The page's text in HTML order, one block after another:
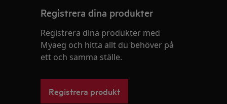
Registrera dina produkter
Registrera dina produkter med
Myaeg och hitta allt du behöver på
ett och samma ställe.
Registrera produkt